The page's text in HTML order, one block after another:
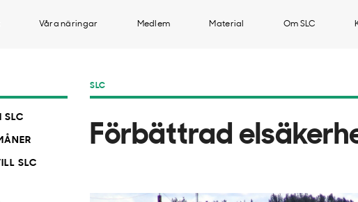
Våra näringar Medlem Material Om SLC
SLC
Förbättrad
SLC
SLC